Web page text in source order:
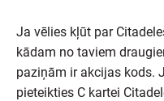
Ja vēlies kļūt par
kādam no taviem
paziņām ir akcijas kods.
pieteikties C kartei